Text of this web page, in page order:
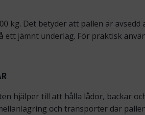
kg. Det betyder att pallen är
jämnt underlag. För praktisk
hjälper till att hålla lådor, backar
och transporter där